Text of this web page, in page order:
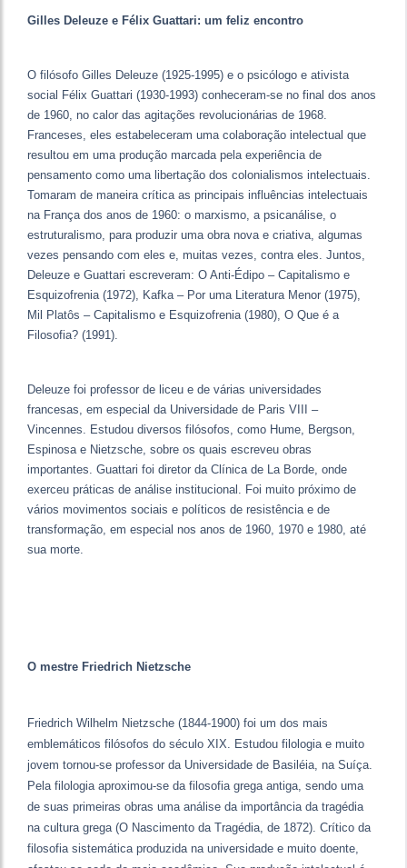
Gilles Deleuze e Félix Guattari: um feliz encontro
O filósofo Gilles Deleuze (1925-1995) e o psicólogo e ativista
social Félix Guattari (1930-1993) conheceram-se no final dos anos
de 1960, no calor das agitações revolucionárias de 1968.
Franceses, eles estabeleceram uma colaboração intelectual que
resultou em uma produção marcada pela experiência de
pensamento como uma libertação dos colonialismos intelectuais.
Tomaram de maneira crítica as principais influências intelectuais
na França dos anos de 1960: o marxismo, a psicanálise, o
estruturalismo, para produzir uma obra nova e criativa, algumas
vezes pensando com eles e, muitas vezes, contra eles. Juntos,
Deleuze e Guattari escreveram: O Anti-Édipo – Capitalismo e
Esquizofrenia (1972), Kafka – Por uma Literatura Menor (1975),
Mil Platôs – Capitalismo e Esquizofrenia (1980), O Que é a
Filosofia? (1991).
Deleuze foi professor de liceu e de várias universidades
francesas, em especial da Universidade de Paris VIII –
Vincennes. Estudou diversos filósofos, como Hume, Bergson,
Espinosa e Nietzsche, sobre os quais escreveu obras
importantes. Guattari foi diretor da Clínica de La Borde, onde
exerceu práticas de análise institucional. Foi muito próximo de
vários movimentos sociais e políticos de resistência e de
transformação, em especial nos anos de 1960, 1970 e 1980, até
sua morte.
O mestre Friedrich Nietzsche
Friedrich Wilhelm Nietzsche (1844-1900) foi um dos mais
emblemáticos filósofos do século XIX. Estudou filologia e muito
jovem tornou-se professor da Universidade de Basiléia, na Suíça.
Pela filologia aproximou-se da filosofia grega antiga, sendo uma
de suas primeiras obras uma análise da importância da tragédia
na cultura grega (O Nascimento da Tragédia, de 1872). Crítico da
filosofia sistemática produzida na universidade e muito doente,